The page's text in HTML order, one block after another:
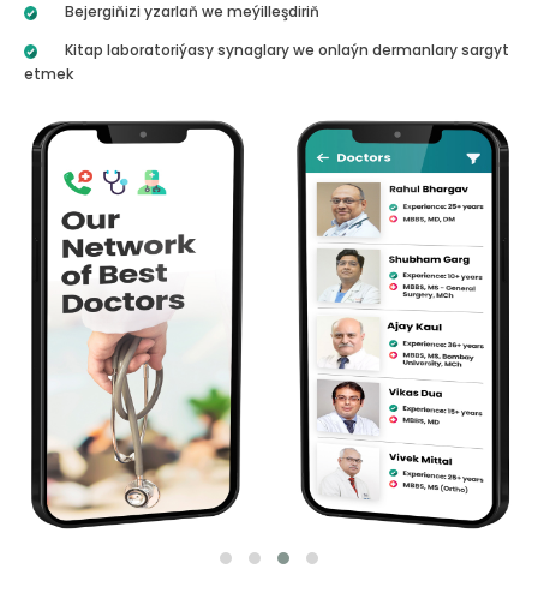
Bejergiňizi yzarlaň we meýilleşdiriň
Kitap laboratoriýasy synaglary we onlaýn dermanlary sargyt
etmek